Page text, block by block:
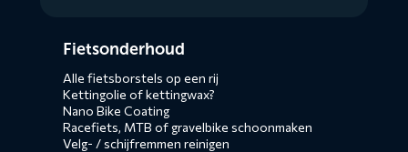
menusFietsonderhoud
Alle fietsborstels op een rij
Kettingolie of kettingwax?
Nano Bike Coating
Racefiets, MTB of gravelbike schoonmaken
Velg- / schijfremmen reinigen